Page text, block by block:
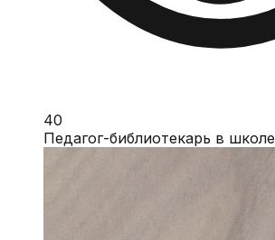
40
Педагог-библиотекарь в школе